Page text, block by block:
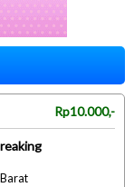
Rp10.000,-